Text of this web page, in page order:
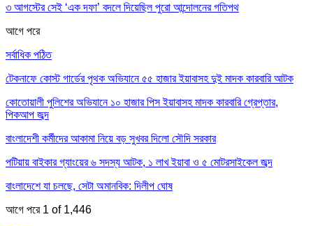
৩ আগস্টের সেই ‘এক দফা’ বদলে দিয়েছিল পুরো আন্দোলনের গতিপথ
আগে পরে
সর্বাধিক পঠিত
টেকনাফে কোস্ট গার্ডের পৃথক অভিযানে ৫৫ হাজার ইয়াবাসহ দুই মাদক কারবারি আটক
কোতোয়ালী পুলিশের অভিযানে ১০ হাজার পিস ইয়াবাসহ মাদক কারবারি গ্রেপ্তার,
পিকআপ জব্দ
বাংলাদেশী কর্মীদের আকামা নিয়ে বড় সুখবর দিলো সৌদি সরকার
পটিয়ায় বাইকার গ্যাংয়ের ৬ সদস্য আটক, ১ লাখ ইয়াবা ও ৫ মোটরসাইকেল জব্দ
বাংলাদেশে যা চলছে, সেটা অমানবিক: দিলীপ ঘোষ
আগে পরে 1 of 1,446